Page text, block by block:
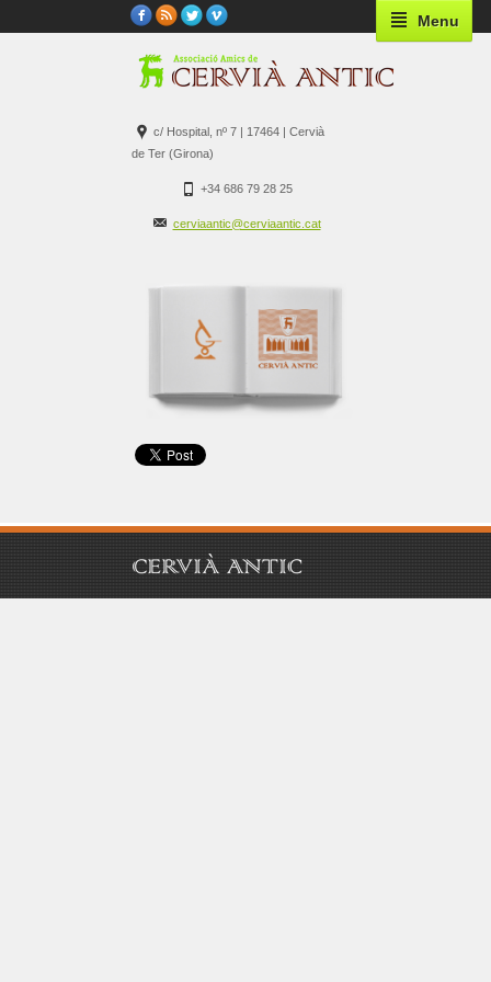
Menu
c/ Hospital, nº 7 | 17464 | Cervià
de Ter (Girona)
+34 686 79 28 25
cerviaantic@cerviaantic.cat